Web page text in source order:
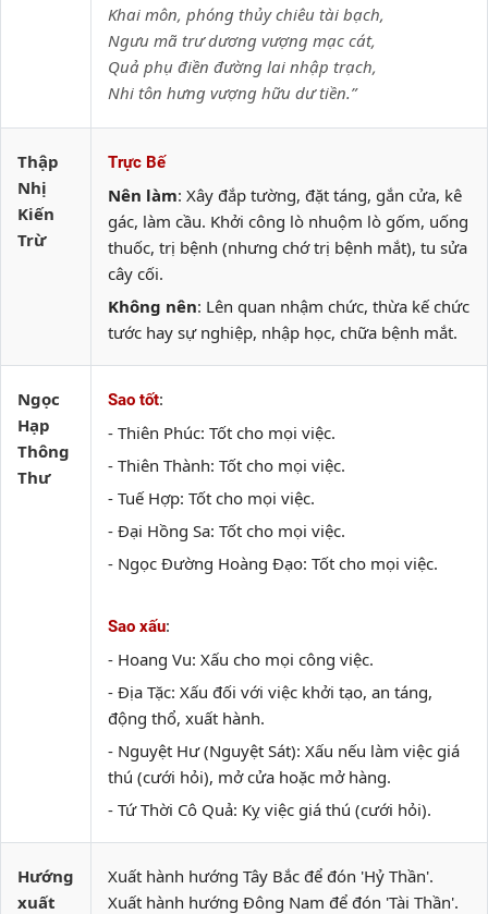
Khai môn, phóng thủy chiêu tài bạch,
Ngưu mã trư dương vượng mạc cát,
Quả phụ điền đường lai nhập trạch,
Nhi tôn hưng vượng hữu dư tiền.”
Thập
Nhị
Kiến
Trừ
Trực Bế
Nên làm: Xây đắp tường, đặt táng, gắn cửa, kê
gác, làm cầu. Khởi công lò nhuộm lò gốm, uống
thuốc, trị bệnh (nhưng chớ trị bệnh mắt), tu sửa
cây cối.
Không nên: Lên quan nhậm chức, thừa kế chức
tước hay sự nghiệp, nhập học, chữa bệnh mắt.
Ngọc
Hạp
Thông
Thư
Sao tốt:
- Thiên Phúc: Tốt cho mọi việc.
- Thiên Thành: Tốt cho mọi việc.
- Tuế Hợp: Tốt cho mọi việc.
- Đại Hồng Sa: Tốt cho mọi việc.
- Ngọc Đường Hoàng Đạo: Tốt cho mọi việc.
Sao xấu:
- Hoang Vu: Xấu cho mọi công việc.
- Địa Tặc: Xấu đối với việc khởi tạo, an táng,
động thổ, xuất hành.
- Nguyệt Hư (Nguyệt Sát): Xấu nếu làm việc giá
thú (cưới hỏi), mở cửa hoặc mở hàng.
- Tứ Thời Cô Quả: Kỵ việc giá thú (cưới hỏi).
Hướng
xuất
Xuất hành hướng Tây Bắc để đón 'Hỷ Thần'.
Xuất hành hướng Đông Nam để đón 'Tài Thần'.